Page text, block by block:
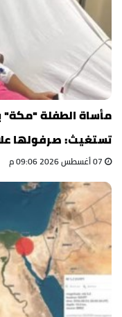
مأساة الطفلة
تستغيث: صرفولها